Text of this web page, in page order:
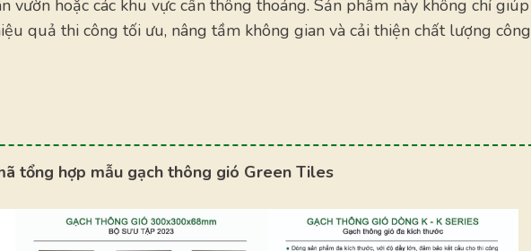
vườn hoặc các khu vực cần thông thoáng. Sản phẩm này không chỉ giúp
quả thi công tối ưu, nâng tầm không gian và cải thiện chất lượng công
tổng hợp mẫu gạch thông gió Green Tiles